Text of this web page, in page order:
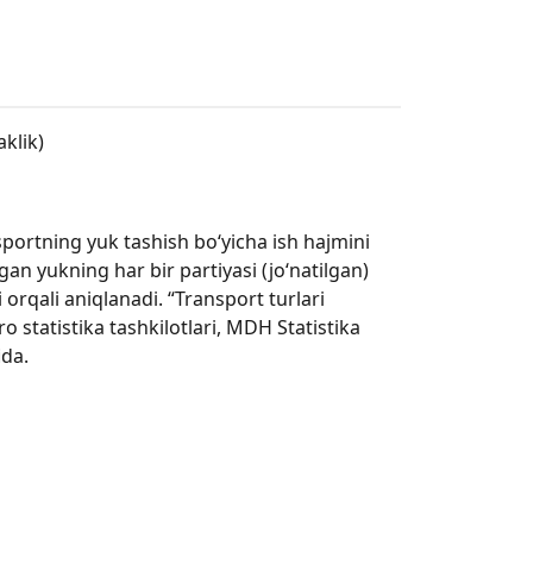
yuk tashish bo‘yicha ish hajmini
yukning har bir partiyasi (jo‘natilgan)
orqali aniqlanadi. “Transport turlari
statistika tashkilotlari, MDH Statistika